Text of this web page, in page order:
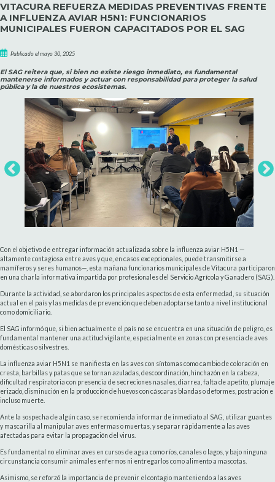
VITACURA REFUERZA MEDIDAS PREVENTIVAS FRENTE
A INFLUENZA AVIAR H5N1: FUNCIONARIOS
MUNICIPALES FUERON CAPACITADOS POR EL SAG
Publicado el mayo 30, 2025
El SAG reitera que, si bien no existe riesgo inmediato, es fundamental
mantenerse informados y actuar con responsabilidad para proteger la salud
pública y la de nuestros ecosistemas.
Con el objetivo de entregar información actualizada sobre la influenza aviar H5N1 —
altamente contagiosa entre aves y que, en casos excepcionales, puede transmitirse a
mamíferos y seres humanos—, esta mañana funcionarios municipales de Vitacura participaron
en una charla informativa impartida por profesionales del Servicio Agrícola y Ganadero (SAG).
Durante la actividad, se abordaron los principales aspectos de esta enfermedad, su situación
actual en el país y las medidas de prevención que deben adoptarse tanto a nivel institucional
como domiciliario.
El SAG informó que, si bien actualmente el país no se encuentra en una situación de peligro, es
fundamental mantener una actitud vigilante, especialmente en zonas con presencia de aves
domésticas o silvestres.
La influenza aviar H5N1 se manifiesta en las aves con síntomas como cambio de coloración en
cresta, barbillas y patas que se tornan azuladas, descoordinación, hinchazón en la cabeza,
dificultad respiratoria con presencia de secreciones nasales, diarrea, falta de apetito, plumaje
erizado, disminución en la producción de huevos con cáscaras blandas o deformes, postración e
incluso muerte.
Ante la sospecha de algún caso, se recomienda informar de inmediato al SAG, utilizar guantes
y mascarilla al manipular aves enfermas o muertas, y separar rápidamente a las aves
afectadas para evitar la propagación del virus.
Es fundamental no eliminar aves en cursos de agua como ríos, canales o lagos, y bajo ninguna
circunstancia consumir animales enfermos ni entregarlos como alimento a mascotas.
Asimismo, se reforzó la importancia de prevenir el contagio manteniendo a las aves